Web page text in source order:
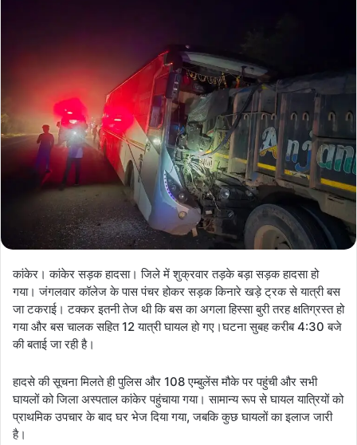
कांकेर। कांकेर सड़क हादसा। जिले में शुक्रवार तड़के बड़ा सड़क हादसा हो
गया। जंगलवार कॉलेज के पास पंचर होकर सड़क किनारे खड़े ट्रक से यात्री बस
जा टकराई। टक्कर इतनी तेज थी कि बस का अगला हिस्सा बुरी तरह क्षतिग्रस्त हो
गया और बस चालक सहित 12 यात्री घायल हो गए।घटना सुबह करीब 4:30 बजे
की बताई जा रही है।
हादसे की सूचना मिलते ही पुलिस और 108 एम्बुलेंस मौके पर पहुंची और सभी
घायलों को जिला अस्पताल कांकेर पहुंचाया गया। सामान्य रूप से घायल यात्रियों को
प्राथमिक उपचार के बाद घर भेज दिया गया, जबकि कुछ घायलों का इलाज जारी
है।